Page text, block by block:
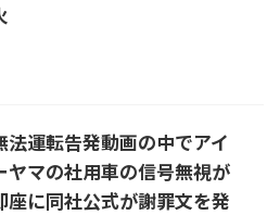
法運転告発動画の中でアイ
ヤマの社用車の信号無視が
座に同社公式が謝罪文を発